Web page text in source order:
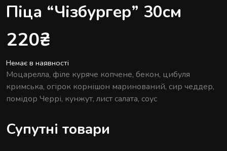
Піца “Чізбургер” 30см
Немає в наявності
220₴
Моцарелла, філе куряче копчене, бекон, цибуля
кримська, огірок корнішон маринований, сир чеддер,
помідор Черрі, кунжут, лист салата, соус
Супутні товари